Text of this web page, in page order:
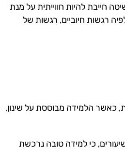
חייבת להיות חווייתית על מנת
רגשות חיוביים, רגשות של
כאשר הלמידה מבוססת על שינון,
כי למידה טובה נרכשת